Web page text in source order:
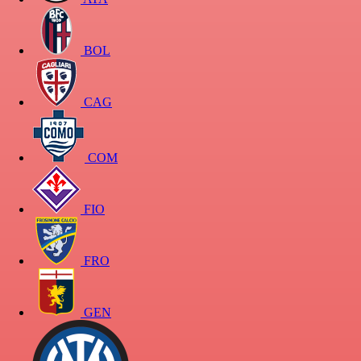
BOL
CAG
COM
FIO
FRO
GEN